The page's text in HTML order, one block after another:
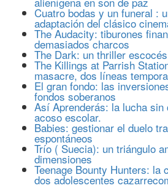
Cuatro bodas y un funeral :
adaptación del clásico
The Audacity: tiburones
demasiados charcos
The Dark: un thriller
The Killings at Parrish
masacre, dos líneas
El gran fondo: las
fondos soberanos
Así Aprenderás: la lucha
acoso escolar.
Babies: gestionar el duelo
espontáneos
Trío ( Suecia): un triángulo
dimensiones
Teenage Bounty Hunters: la
dos adolescentes